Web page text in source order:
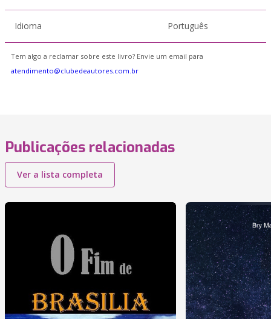
Idioma Português
Tem algo a reclamar sobre este livro? Envie um email para
atendimento@clubedeautores.com.br
Publicações relacionadas
Ver a lista completa